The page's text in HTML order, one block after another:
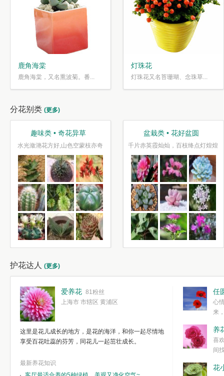
鹿角海棠
鹿角海棠，又名熏波菊。番...
灯珠花
灯珠花又名苔珊瑚、念珠草...
分花别类 (更多)
趣味类 • 奇花异草
水光潋滟花方好,山色空蒙枝亦奇
盆栽类 • 花好盆圆
千片赤英霞灿灿，百枝绛点灯煌煌
护花达人 (更多)
爱养花 81粉丝
上海市 市辖区 黄浦区
这里是花儿成长的地方，是花的海洋，和你一起尽情地
享受百花吐蕊的芬芳，同花儿一起茁壮成长。
最新养花知识
任
心
来
简单愉快的心
我们自己复杂
养
喜
间
花